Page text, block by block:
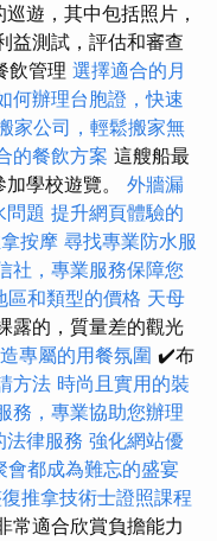
遊，其中包括照片，
益測試，評估和審查
飲管理 選擇適合的月
何辦理台胞證，快速
家公司，輕鬆搬家無
的餐飲方案 這艘船最
學校遊覽。 外牆漏
問題 提升網頁體驗的
按摩 尋找專業防水服
社，專業服務保障您
區和類型的價格 天母
露的，質量差的觀光
專屬的用餐氛圍 ✔️布
方法 時尚且實用的裝
務，專業協助您辦理
法律服務 強化網站優
會都成為難忘的盛宴
推拿技術士證照課程
常適合欣賞負擔能力